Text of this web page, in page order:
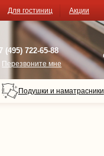
Для гостиниц Акции
(495) 722-65-88
Перезвоните мне
Подушки и наматрасники